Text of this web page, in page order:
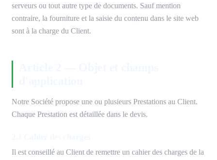
serveurs ou tout autre type de documents. Sauf mention
contraire, la fourniture et la saisie du contenu dans le site web
sont à la charge du Client.
Notre Société propose une ou plusieurs Prestations au Client.
Chaque Prestation est détaillée dans le devis.
Il est conseillé au Client de remettre un cahier des charges de la